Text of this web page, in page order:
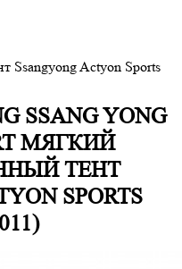
Ssangyong Actyon Sports
SSANG YONG
МЯГКИЙ
ТЕНТ
SPORTS